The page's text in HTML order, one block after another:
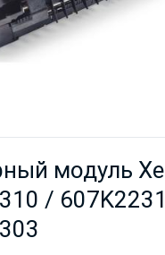
модуль
/